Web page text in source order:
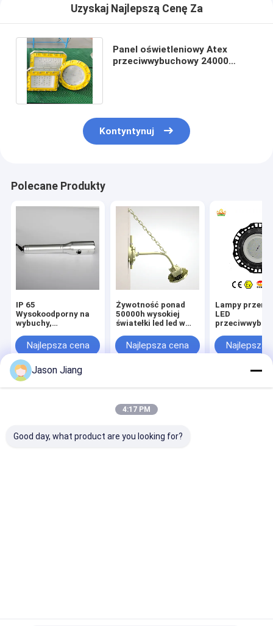
Uzyskaj Najlepszą Cenę Za
Panel oświetleniowy Atex
przeciwwybuchowy 24000
Kontyntynuj
Polecane Produkty
IP 65
Wysokoodporny na
wybuchy,
szary, wykończenie
solidne rozwiązanie
oświetleniowe dla
niebezpiecznych
miejsc i magazynów
Najlepsza cena
Żywotność ponad
50000h wysokiej
światełki led led w
mocy 800w
oświetlenie
dużych obiektów
Najlepsza cena
Lampy
LED
barwowej
6500K,
znamionowe
60Hz,
żywotność
Najlepsza
Dom O nas Skontaktuj się z nami
Desktop Site
Sitemap
Privacy Policy
Reserved.
Jason Jiang
4:17 PM
Good day, what product are you looking for?